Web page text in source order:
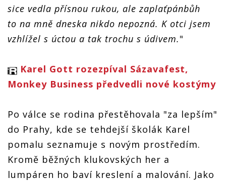
sice vedla přísnou rukou, ale zaplaťpánbůh
to na mně dneska nikdo nepozná. K otci jsem
vzhlížel s úctou a tak trochu s údivem."
Karel Gott rozezpíval Sázavafest,
Monkey Business předvedli nové kostýmy
Po válce se rodina přestěhovala "za lepším"
do Prahy, kde se tehdejší školák Karel
pomalu seznamuje s novým prostředím.
Kromě běžných klukovských her a
lumpáren ho baví kreslení a malování. Jako